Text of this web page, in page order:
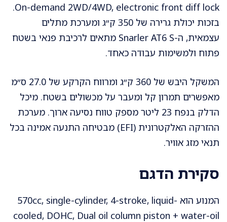
On-demand 2WD/4WD, electronic front diff lock.
בזכות יכולת גרירה של 350 ק״ג ומערכת מתלים
עצמאית, ה-Snarler AT6 S מתאים לרכיבת פנאי בשטח
פתוח ולמשימות עבודה כאחד.
המשקל היבש של 360 ק״ג ומרווח הקרקע של 27.0 ס״מ
מאפשרים תמרון קל ומעבר על מכשולים בשטח. מיכל
הדלק בנפח 23 ליטר מספק טווח נסיעה ארוך. מערכת
ההזרקה האלקטרונית (EFI) מבטיחה התנעה אמינה בכל
תנאי מזג אוויר.
סקירת הדגם
המנוע הוא 570cc, single-cylinder, 4-stroke, liquid-
cooled, DOHC, Dual oil column piston + water-oil